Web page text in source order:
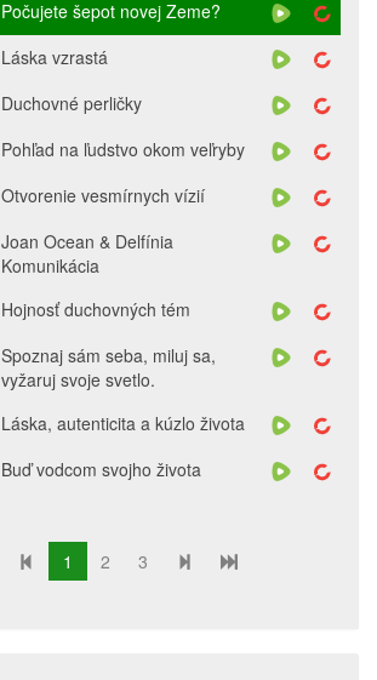
Počujete šepot novej Zeme?
Láska vzrastá
Duchovné perličky
Pohľad na ľudstvo okom veľryby
Otvorenie vesmírnych vízií
Joan Ocean & Delfínia
Komunikácia
Hojnosť duchovných tém
Spoznaj sám seba, miluj sa,
vyžaruj svoje svetlo.
Láska, autenticita a kúzlo života
Buď vodcom svojho života
1 2 3